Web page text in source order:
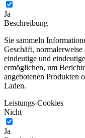
Ja
Beschreibung
Sie sammeln
Geschäft,
eindeutige und
ermöglichen, um
angebotenen Produkten
Laden.
Leistungs-Cookies
Nicht
Ja